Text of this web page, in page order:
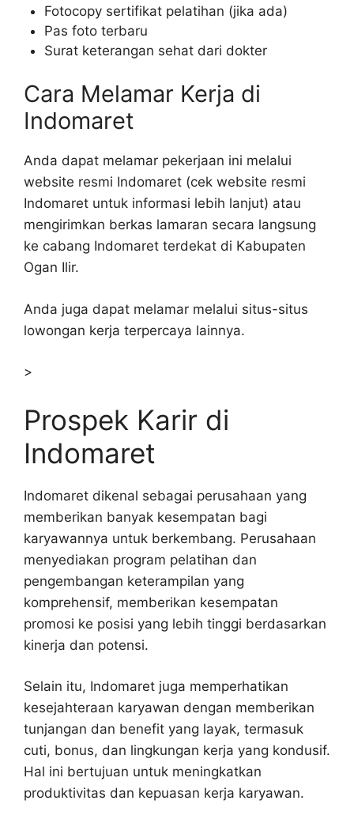
Fotocopy sertifikat pelatihan (jika ada)
Pas foto terbaru
Surat keterangan sehat dari dokter
Cara Melamar Kerja di
Indomaret
Anda dapat melamar pekerjaan ini melalui
website resmi Indomaret (cek website resmi
Indomaret untuk informasi lebih lanjut) atau
mengirimkan berkas lamaran secara langsung
ke cabang Indomaret terdekat di Kabupaten
Ogan Ilir.
Anda juga dapat melamar melalui situs-situs
lowongan kerja terpercaya lainnya.
>
Prospek Karir di
Indomaret
Indomaret dikenal sebagai perusahaan yang
memberikan banyak kesempatan bagi
karyawannya untuk berkembang. Perusahaan
menyediakan program pelatihan dan
pengembangan keterampilan yang
komprehensif, memberikan kesempatan
promosi ke posisi yang lebih tinggi berdasarkan
kinerja dan potensi.
Selain itu, Indomaret juga memperhatikan
kesejahteraan karyawan dengan memberikan
tunjangan dan benefit yang layak, termasuk
cuti, bonus, dan lingkungan kerja yang kondusif.
Hal ini bertujuan untuk meningkatkan
produktivitas dan kepuasan kerja karyawan.